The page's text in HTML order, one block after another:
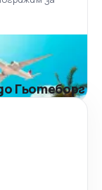
Гьотеборг